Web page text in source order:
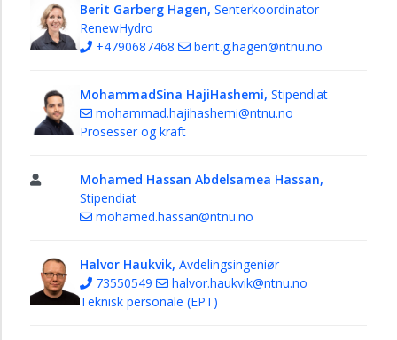
Berit Garberg Hagen, Senterkoordinator
RenewHydro
+4790687468
berit.g.hagen@ntnu.no
MohammadSina HajiHashemi, Stipendiat
mohammad.hajihashemi@ntnu.no
Prosesser og kraft
Mohamed Hassan Abdelsamea Hassan,
Stipendiat
mohamed.hassan@ntnu.no
Halvor Haukvik, Avdelingsingeniør
73550549
halvor.haukvik@ntnu.no
Teknisk personale (EPT)